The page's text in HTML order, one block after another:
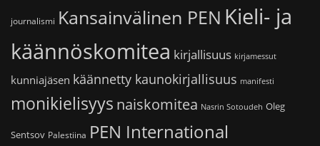
journalismi Kansainvälinen PEN Kieli- ja
käännöskomitea kirjallisuus kirjamessut
kunniajäsen käännetty kaunokirjallisuus manifesti
monikielisyys naiskomitea Nasrin Sotoudeh Oleg
Sentsov Palestiina PEN International